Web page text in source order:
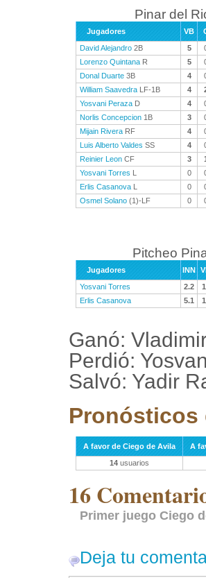
Pinar del
Jugadores VB
David Alejandro 2B 5
Lorenzo Quintana R 5
Donal Duarte 3B 4
William Saavedra LF-1B 4
Yosvani Peraza D 4
Norlis Concepcion 1B 3
Mijain Rivera RF 4
Luis Alberto Valdes SS 4
Reinier Leon CF 3
Yosvani Torres L 0
Erlis Casanova L 0
Osmel Solano (1)-LF 0
Pitcheo
Jugadores INN
Yosvani Torres
2.2
Erlis Casanova
5.1
Ganó:
Perdió:
Salvó: Yadir
Pronósticos
A favor de Ciego de Avila
A
14 usuarios
16
Primer juego Ciego
Deja tu